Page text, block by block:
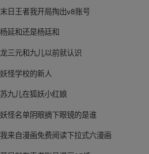
末日王者我开局掏出v8账号
杨延和还是杨廷和
龙三元和九儿以前就认识
妖怪学校的新人
苏九儿在狐妖小红娘
妖怪名单阴眼摘下眼镜的是谁
我来自漫画免费阅读下拉式六漫画